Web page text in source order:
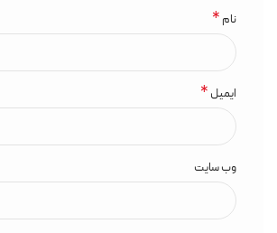
نام *
ایمیل *
وب‌ سایت